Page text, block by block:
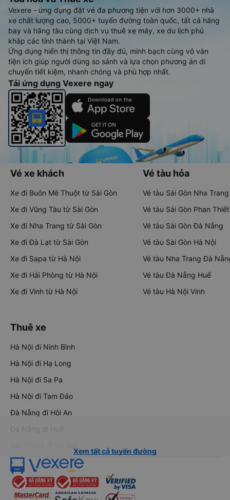
Vexere - ứng dụng đặt vé đa phương tiện với hơn 3000+ nhà
xe chất lượng cao, 5000+ tuyến đường toàn quốc, tất cả hãng
bay và hãng tàu cùng dịch vụ thuê xe máy, xe du lịch phủ
khắp các tỉnh thành tại Việt Nam.
Ứng dụng hiển thị thông tin đầy đủ, minh bạch cùng vô vàn
tiện ích giúp người dùng so sánh và lựa chọn phương án di
chuyển tiết kiệm, nhanh chóng và phù hợp nhất.
Tải ứng dụng Vexere ngay
Vé xe khách
Xe đi Buôn Mê Thuột từ Sài Gòn
Xe đi Vũng Tàu từ Sài Gòn
Xe đi Nha Trang từ Sài Gòn
Xe đi Đà Lạt từ Sài Gòn
Xe đi Sapa từ Hà Nội
Xe đi Hải Phòng từ Hà Nội
Xe đi Vinh từ Hà Nội
Vé tàu hỏa
Vé tàu Sài Gòn Nha Trang
Vé tàu Sài Gòn Phan Thiết
Vé tàu Sài Gòn Đà Nẵng
Vé tàu Sài Gòn Hà Nội
Vé tàu Nha Trang Đà
Vé tàu Đà Nẵng Huế
Vé tàu Hà Nội Vinh
Thuê xe
Hà Nội đi Ninh Bình
Hà Nội đi Hạ Long
Hà Nội đi Sa Pa
Hà Nội đi Tam Đảo
Đà Nẵng đi Hội An
Đà Nẵng đi Huế
Xem tất cả tuyến đường